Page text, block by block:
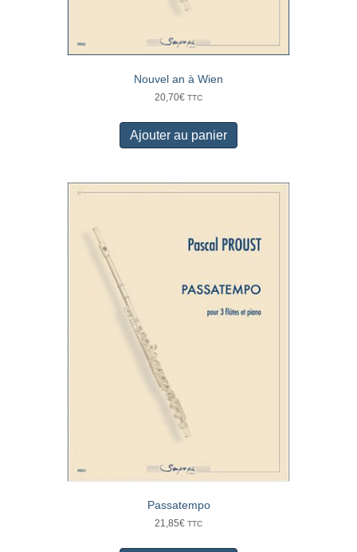
Nouvel an à Wien
20,70€ TTC
Ajouter au panier
Passatempo
21,85€ TTC